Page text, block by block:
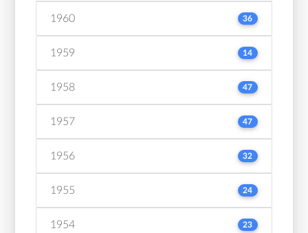
1960 36
1959 14
1958 47
1957 47
1956 32
1955 24
1954 23